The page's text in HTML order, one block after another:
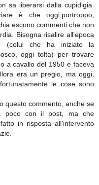
sa liberarsi dalla cupidigia.
è che oggi,purtroppo,
escono commenti che non
Bisogna risalire all'epoca
(colui che ha iniziato la
oggi tolta) per trovare
a cavallo del 1950 e faceva
era un pregio, ma oggi,
le cose sono
questo commento, anche se
poco con il post, ma che
in risposta all'intervento